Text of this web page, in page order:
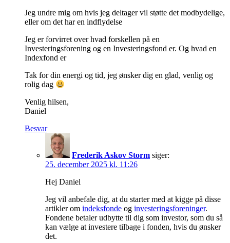
Jeg undre mig om hvis jeg deltager vil støtte det modbydelige,
eller om det har en indflydelse
Jeg er forvirret over hvad forskellen på en
Investeringsforening og en Investeringsfond er. Og hvad en
Indexfond er
Tak for din energi og tid, jeg ønsker dig en glad, venlig og
rolig dag
Venlig hilsen,
Daniel
Besvar
Frederik Askov Storm siger:
25. december 2025 kl. 11:26
Hej Daniel
Jeg vil anbefale dig, at du starter med at kigge på disse
artikler om indeksfonde og investeringsforeninger.
Fondene betaler udbytte til dig som investor, som du så
kan vælge at investere tilbage i fonden, hvis du ønsker
det.